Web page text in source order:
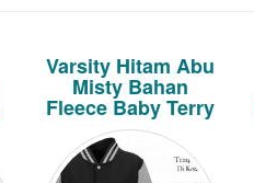
Varsity Hitam Abu
Misty Bahan
Fleece Baby Terry